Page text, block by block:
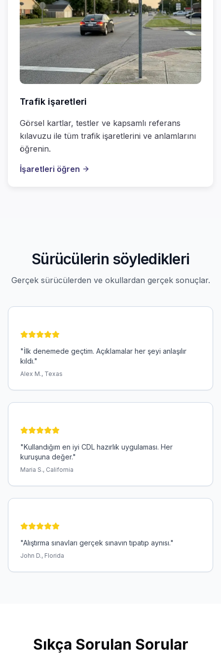
Trafik işaretleri
Görsel kartlar, testler ve kapsamlı referans
kılavuzu ile tüm trafik işaretlerini ve anlamlarını
öğrenin.
İşaretleri öğren
Sürücülerin söyledikleri
Gerçek sürücülerden ve okullardan gerçek sonuçlar.
"İlk denemede geçtim. Açıklamalar her şeyi anlaşılır
kıldı."
Alex M., Texas
"Kullandığım en iyi CDL hazırlık uygulaması. Her
kuruşuna değer."
Maria S., California
"Alıştırma sınavları gerçek sınavın tıpatıp aynısı."
John D., Florida
Genel Bilgi - 50 soru, Hava Frenleri - 25 soru,
Kaç hata yapabilirim?
Sıkça Sorulan Sorular